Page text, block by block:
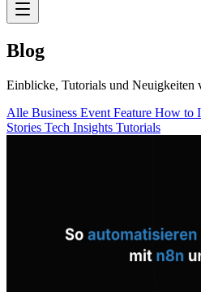
Blog
Einblicke, Tutorials und Neuigkeiten
Alle Business Event Feature How to
Stories Tech Insights Tutorials